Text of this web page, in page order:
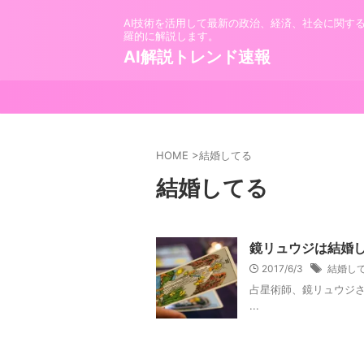
AI技術を活用して最新の政治、経済、社会に関す
羅的に解説します。
AI解説トレンド速報
HOME >結婚してる
結婚してる
鏡リュウジは結婚
2017/6/3 結婚し
占星術師、鏡リュウジ
...